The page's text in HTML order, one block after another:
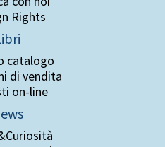
Rights
catalogo
di vendita
on-line